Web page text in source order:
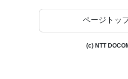
ページトッ
(c) NTT